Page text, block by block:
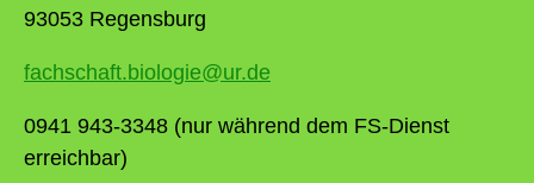
93053 Regensburg
fachschaft.biologie@ur.de
0941 943-3348 (nur während dem FS-Dienst
erreichbar)